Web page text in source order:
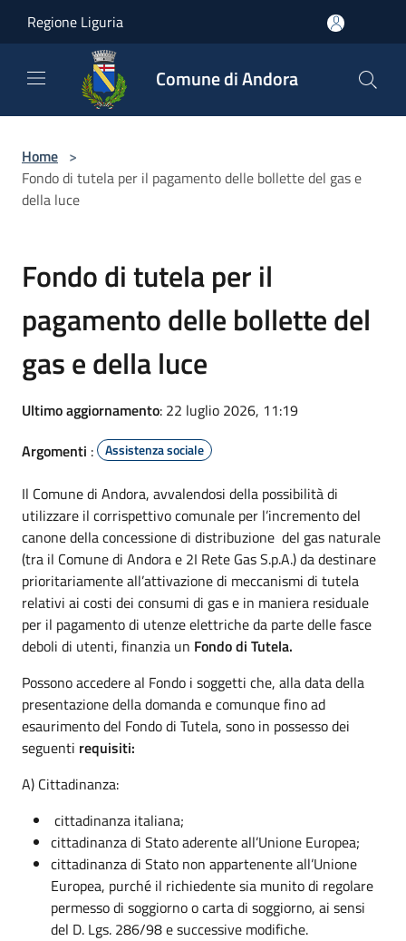
Regione Liguria
Comune di Andora
Home >
Fondo di tutela per il pagamento delle bollette del gas e
della luce
Fondo di tutela per il
pagamento delle bollette del
gas e della luce
Ultimo aggiornamento: 22 luglio 2026, 11:19
Argomenti : Assistenza sociale
Il Comune di Andora, avvalendosi della possibilità di
utilizzare il corrispettivo comunale per l’incremento del
canone della concessione di distribuzione del gas naturale
(tra il Comune di Andora e 2I Rete Gas S.p.A.) da destinare
prioritariamente all’attivazione di meccanismi di tutela
relativi ai costi dei consumi di gas e in maniera residuale
per il pagamento di utenze elettriche da parte delle fasce
deboli di utenti, finanzia un Fondo di Tutela.
Possono accedere al Fondo i soggetti che, alla data della
presentazione della domanda e comunque fino ad
esaurimento del Fondo di Tutela, sono in possesso dei
seguenti requisiti:
A) Cittadinanza:
cittadinanza italiana;
cittadinanza di Stato aderente all’Unione Europea;
cittadinanza di Stato non appartenente all’Unione
Europea, purché il richiedente sia munito di regolare
permesso di soggiorno o carta di soggiorno, ai sensi
del D. Lgs. 286/98 e successive modifiche.